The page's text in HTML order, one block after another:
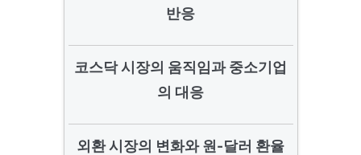
반응
코스닥 시장의 움직임과 중소기업
의 대응
외환 시장의 변화와 원-달러 환율